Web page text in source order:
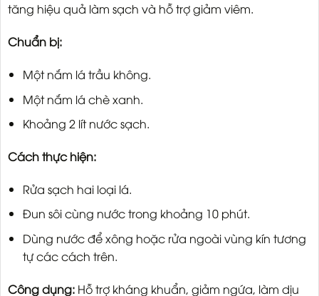
tăng hiệu quả làm sạch và hỗ trợ giảm viêm.
Chuẩn bị:
Một nắm lá trầu không.
Một nắm lá chè xanh.
Khoảng 2 lít nước sạch.
Cách thực hiện:
Rửa sạch hai loại lá.
Đun sôi cùng nước trong khoảng 10 phút.
Dùng nước để xông hoặc rửa ngoài vùng kín tương
tự các cách trên.
Công dụng: Hỗ trợ kháng khuẩn, giảm ngứa, làm dịu